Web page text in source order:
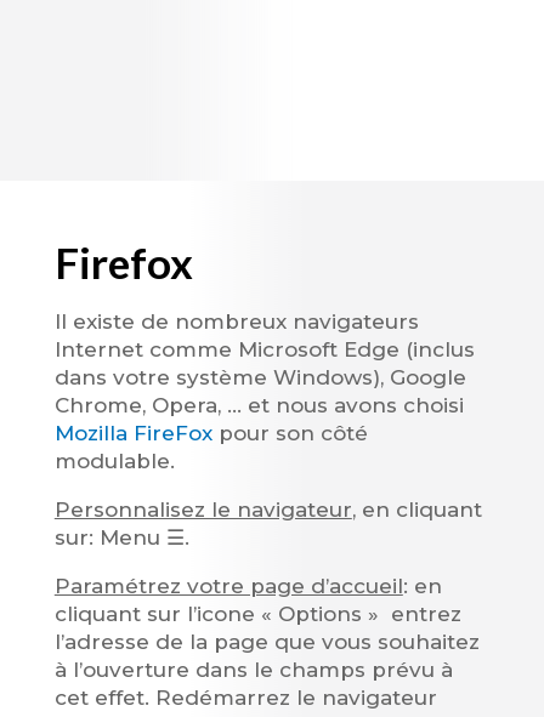
Firefox
Il existe de nombreux navigateurs
Internet comme Microsoft Edge (inclus
dans votre système Windows), Google
Chrome, Opera, … et nous avons choisi
Mozilla FireFoxpour son côté
modulable.
Personnalisez le navigateur, en cliquant
sur: Menu ☰.
Paramétrez votre page d’accueil: en
cliquant sur l’icone « Options » entrez
l’adresse de la page que vous souhaitez
à l’ouverture dans le champs prévu à
cet effet. Redémarrez le navigateur